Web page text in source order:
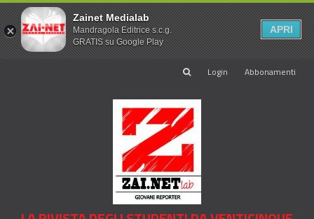
Login Abbonamenti
Zainet Medialab
Mandragola Editrice s.c.g.
GRATIS su Google Play
APRI